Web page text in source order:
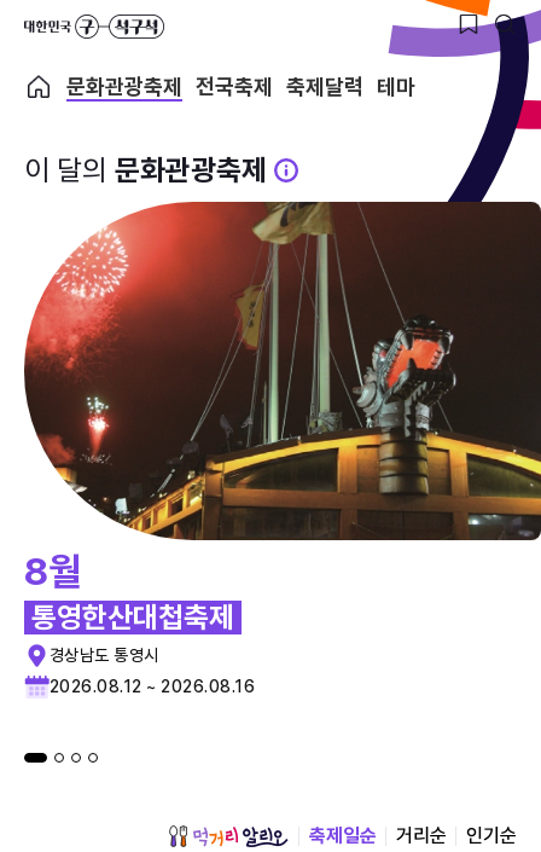
문화관광축제 전국축제 축제달력 테마
이 달의 문화관광축제
8월
통영한산대첩축제
경상남도 통영시
2026.08.12 ~ 2026.08.16
축제일순 거리순 인기순